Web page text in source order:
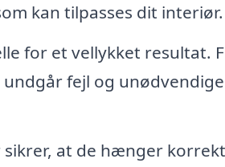
kan tilpasses dit interiør.
for et vellykket resultat.
fejl og unødvendige
at de hænger